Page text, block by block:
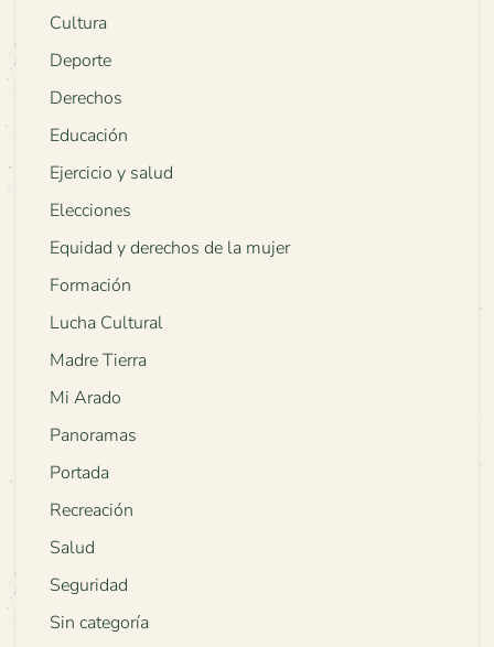
Cultura
Deporte
Derechos
Educación
Ejercicio y salud
Elecciones
Equidad y derechos de la mujer
Formación
Lucha Cultural
Madre Tierra
Mi Arado
Panoramas
Portada
Recreación
Salud
Seguridad
Sin categoría